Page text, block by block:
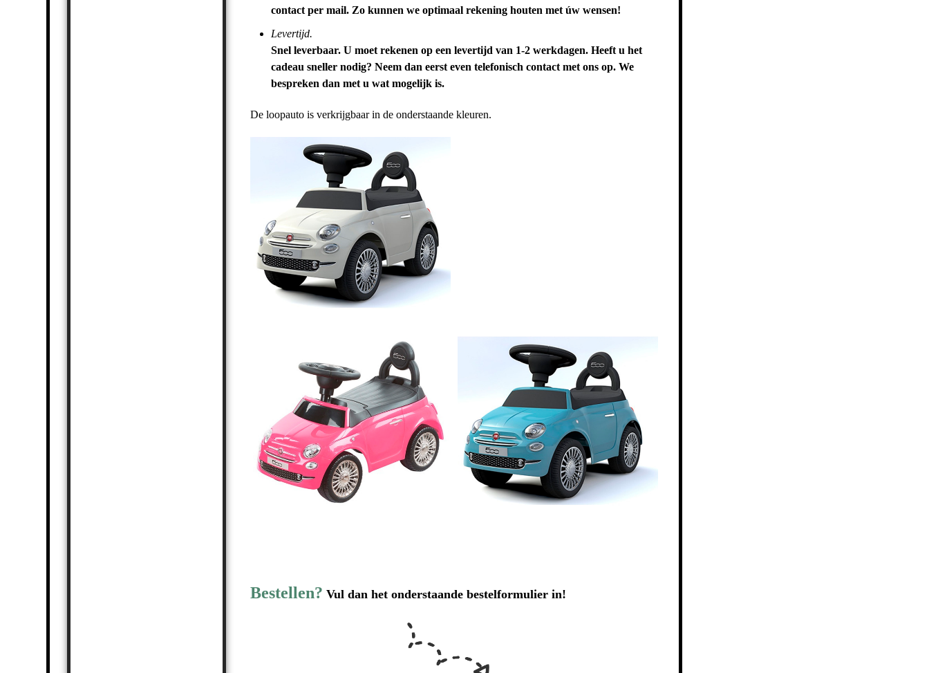
contact per mail. Zo kunnen we optimaal rekening houten met úw wensen!
Levertijd.
Snel leverbaar. U moet rekenen op een levertijd van 1-2 werkdagen. Heeft u het
cadeau sneller nodig? Neem dan eerst even telefonisch contact met ons op. We
bespreken dan met u wat mogelijk is.
De loopauto is verkrijgbaar in de onderstaande kleuren.
Bestellen? Vul dan het onderstaande bestelformulier in!